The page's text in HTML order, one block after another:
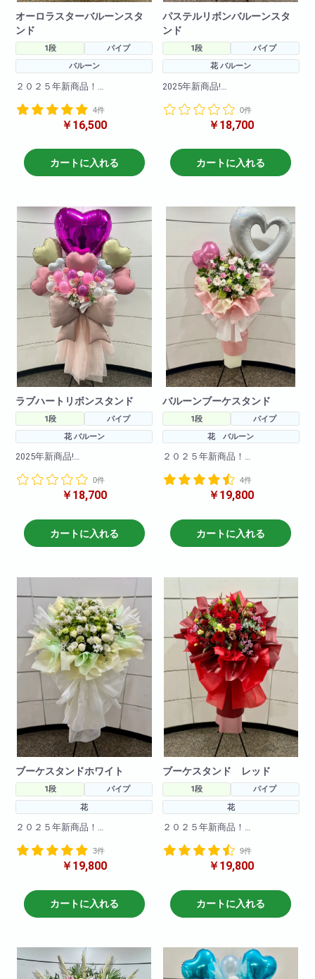
オーロラスターバルーンスタ
ンド
1段
パイプ
バルーン
２０２５年新商品！
用した
バルーンスタンドです。
バルーンのお色の変更も可能で
す!
W80
4件
￥16,500
カートに入れる
パステルリボンバルーンスタ
ンド
1段
パイプ
花 バルーン
2025年新商品!
花を使用して
流行りのリボンも付いて可愛く
大人気の商品です!是非お試しく
ださいませ。
仕入れ状況により多少は変動い
たしますので
何卒ご了承ください。
0件
￥18,700
カートに入れる
ラブハートリボンスタンド
1段
パイプ
花 バルーン
2025年新商品!
花を使用して
流行りのリボンも付いて可愛く
大人気の商品です!是非お試しく
ださいませ。
たしますので
何卒ご了承ください。
0件
￥18,700
カートに入れる
バルーンブーケスタンド
1段
パイプ
花 バルーン
２０２５年新商品！
が登場！
まだ日本では珍しいスタンド花
てます！
バルーンを使ってさらに可愛く
なりました
急な御注文にも対応しておりま
すので直接当店までお問い合わ
せ下さい!
※写真はイメージです
仕入れ状況により花材は変動い
たしますので
何卒ご了承ください。
4件
￥19,800
カートに入れる
ブーケスタンドホワイト
1段
パイプ
花
２０２５年新商品！
が登場！
まだ日本では珍しいスタンド花
てます！
さらに今回は白色の指定でお作
※サイズ高さ160センチ×70セン
チ
3件
￥19,800
カートに入れる
ブーケスタンド レッド
1段
パイプ
花
２０２５年新商品！
が登場！
まだ日本では珍しいスタンド花
てます！
さらに今回は赤色の指定でお作
※サイズ高さ160センチ×70セン
9件
￥19,800
カートに入れる